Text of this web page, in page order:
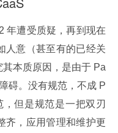
年遭受质疑，再到现在
人意（甚至有的已经关
本质原因，是由于 Pa
碍。没有规范，不成 P
但是规范是一把双刃
齐，应用管理和维护更